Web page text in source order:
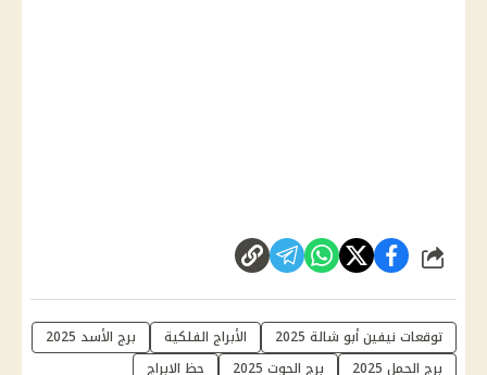
شارك
توقعات نيفين أبو شالة 2025 الأبراج الفلكية
برج الأسد 2025
برج الحمل 2025
برج الحوت 2025
حظ الابراج